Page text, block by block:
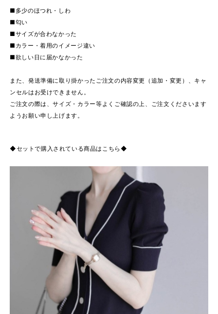
■多少のほつれ・しわ
■匂い
■サイズが合わなかった
■カラー・着用のイメージ違い
■欲しい日に届かなかった
また、発送準備に取り掛かったご注文の内容変更（追加・変更）、キャ
ンセルはお受けできません。
ご注文の際は、サイズ・カラー等よくご確認の上、ご注文くださいます
ようお願い申し上げます。
◆セットで購入されている商品はこちら◆